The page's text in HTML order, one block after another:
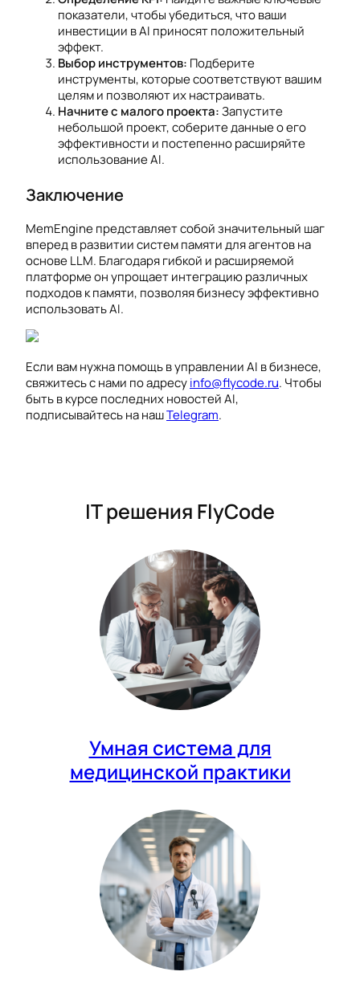
показатели, чтобы убедиться, что ваши
инвестиции в AI приносят положительный
эффект.
Выбор инструментов: Подберите
инструменты, которые соответствуют вашим
целям и позволяют их настраивать.
Начните с малого проекта:Запустите
небольшой проект, соберите данные о его
эффективности и постепенно расширяйте
использование AI.
Заключение
MemEngine представляет собой значительный шаг
вперед в развитии систем памяти для агентов на
основе LLM. Благодаря гибкой и расширяемой
платформе он упрощает интеграцию различных
подходов к памяти, позволяя бизнесу эффективно
использовать AI.
Если вам нужна помощь в управлении AI в бизнесе,
свяжитесь с нами по адресуinfo@flycode.ru. Чтобы
быть в курсе последних новостей AI,
подписывайтесь на нашTelegram.
IT решения FlyCode
Умная система для
медицинской практики